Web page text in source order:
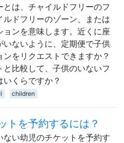
とは、チャイルドフリーのフ
ルドフリーのゾーン、または
ョンを意味します。近くに座
いないように、定期便で子供
ンをリクエストできますか？
と比較して、子供のいないフ
くらですか？
children
トを予約するには？
ない幼児のチケットを予約す